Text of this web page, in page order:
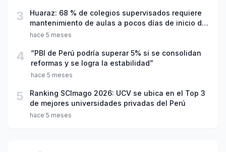
3
Huaraz: 68 % de colegios supervisados requiere
mantenimiento de aulas a pocos días de inicio del
año escolar 2026
hace 5 meses
4
“PBI de Perú podría superar 5% si se consolidan
reformas y se logra la estabilidad”
hace 5 meses
5
Ranking SCImago 2026: UCV se ubica en el Top 3
de mejores universidades privadas del Perú
hace 5 meses